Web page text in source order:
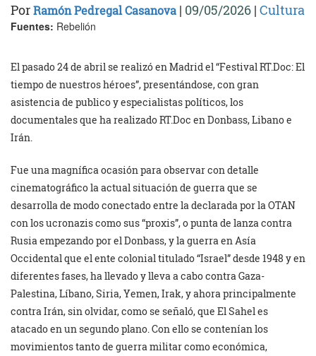
PorRamón Pedregal Casanova | 09/05/2026 | Cultura
Fuentes: Rebelión
El pasado 24 de abril se realizó en Madrid el “Festival RT.Doc: El
tiempo de nuestros héroes”, presentándose, con gran
asistencia de publico y especialistas políticos, los
documentales que ha realizado RT.Doc en Donbass, Libano e
Irán.
Fue una magnífica ocasión para observar con detalle
cinematográfico la actual situación de guerra que se
desarrolla de modo conectado entre la declarada por la OTAN
con los ucronazis como sus “proxis”, o punta de lanza contra
Rusia empezando por el Donbass, y la guerra en Asía
Occidental que el ente colonial titulado “Israel” desde 1948 y en
diferentes fases, ha llevado y lleva a cabo contra Gaza-
Palestina, Líbano, Siria, Yemen, Irak, y ahora principalmente
contra Irán, sin olvidar, como se señaló, que El Sahel es
atacado en un segundo plano. Con ello se contenían los
movimientos tanto de guerra militar como económica,